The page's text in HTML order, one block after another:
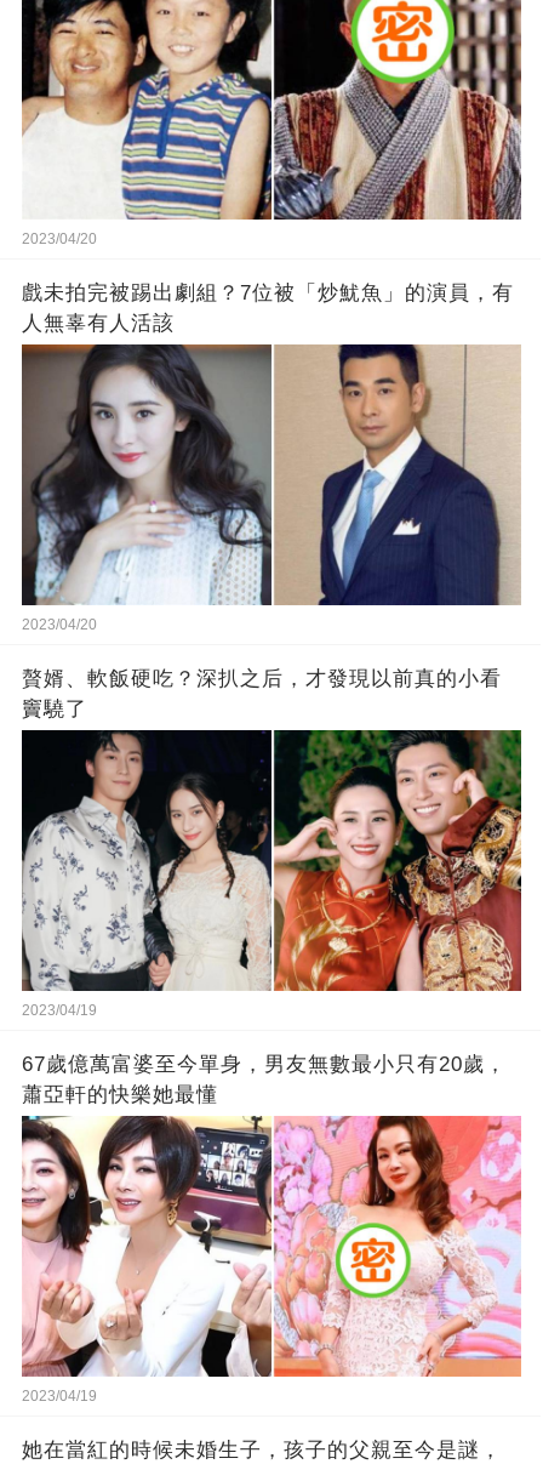
2023/04/20
戲未拍完被踢出劇組？7位被「炒魷魚」的演員，有
人無辜有人活該
2023/04/20
贅婿、軟飯硬吃？深扒之后，才發現以前真的小看
竇驍了
2023/04/19
67歲億萬富婆至今單身，男友無數最小只有20歲，
蕭亞軒的快樂她最懂
2023/04/19
她在當紅的時候未婚生子，孩子的父親至今是謎，